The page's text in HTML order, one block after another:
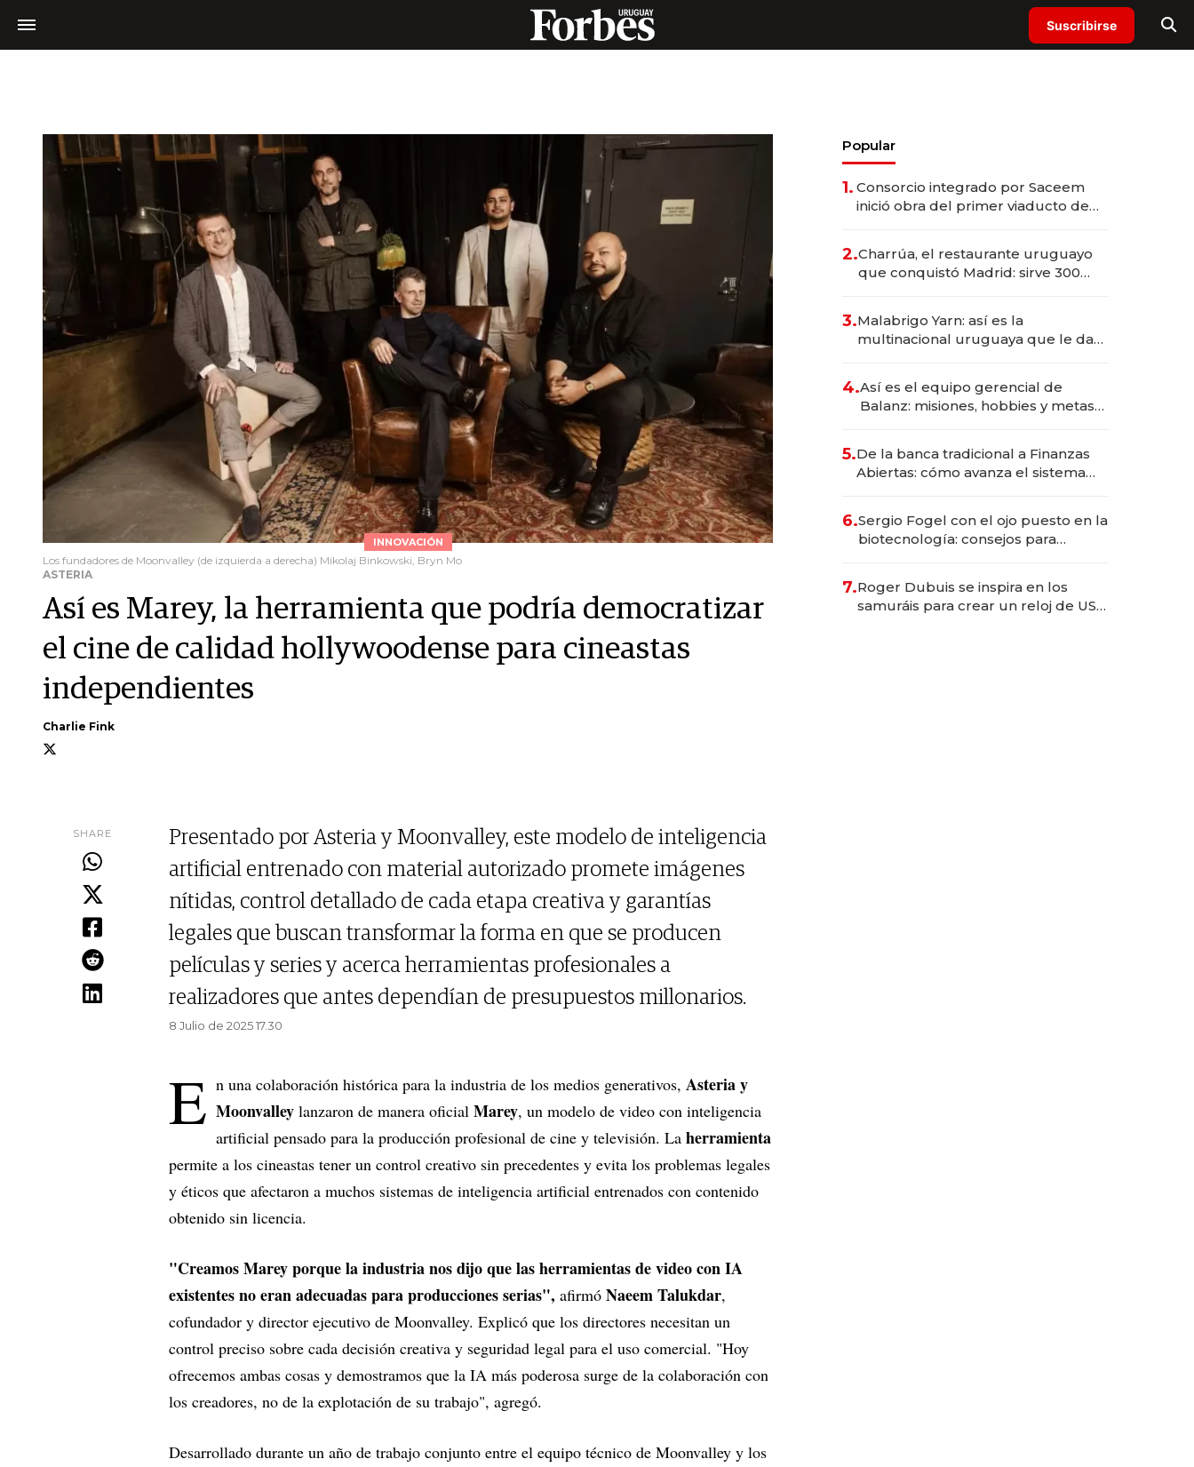
Suscribirse
INNOVACIÓN
Los fundadores de Moonvalley (de izquierda a derecha) Mikolaj Binkowski, Bryn Mo
ASTERIA
Así es Marey, la herramienta que podría democratizar
el cine de calidad hollywoodense para cineastas
independientes
Charlie Fink
SHARE
Presentado por Asteria y Moonvalley, este modelo de inteligencia
artificial entrenado con material autorizado promete imágenes
nítidas, control detallado de cada etapa creativa y garantías
legales que buscan transformar la forma en que se producen
películas y series y acerca herramientas profesionales a
realizadores que antes dependían de presupuestos millonarios.
8 Julio de 2025 17.30
E n una colaboración histórica para la industria de los medios generativos, Asteria y
Moonvalley lanzaron de manera oficial Marey, un modelo de video con inteligencia
artificial pensado para la producción profesional de cine y televisión. La herramienta
permite a los cineastas tener un control creativo sin precedentes y evita los problemas legales
y éticos que afectaron a muchos sistemas de inteligencia artificial entrenados con contenido
obtenido sin licencia.
"Creamos Marey porque la industria nos dijo que las herramientas de video con IA
existentes no eran adecuadas para producciones serias", afirmó Naeem Talukdar,
cofundador y director ejecutivo de Moonvalley. Explicó que los directores necesitan un
control preciso sobre cada decisión creativa y seguridad legal para el uso comercial. "Hoy
ofrecemos ambas cosas y demostramos que la IA más poderosa surge de la colaboración con
los creadores, no de la explotación de su trabajo", agregó.
Desarrollado durante un año de trabajo conjunto entre el equipo técnico de Moonvalley y los
Popular
1. Consorcio integrado por Saceem
inició obra del primer viaducto de
millones
2.Charrúa, el restaurante uruguayo
que conquistó Madrid: sirve 300
prepara apertura
3.Malabrigo Yarn: así es la
multinacional uruguaya que le da
4.Así es el equipo gerencial de
Balanz: misiones, hobbies y metas
5.De la banca tradicional a Finanzas
Abiertas: cómo avanza el sistema
6.Sergio Fogel con el ojo puesto en la
biotecnología: consejos para
7.Roger Dubuis se inspira en los
samuráis para crear un reloj de US$